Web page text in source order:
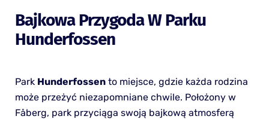
Bajkowa Przygoda W Parku
Hunderfossen
Park Hunderfossento miejsce, gdzie każda rodzina
może przeżyć niezapomniane chwile. Położony w
Fåberg, park przyciąga swoją bajkową atmosferą